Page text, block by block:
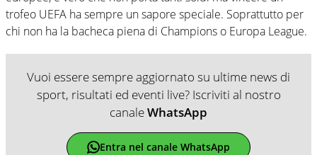
trofeo UEFA ha sempre un sapore speciale. Soprattutto per
chi non ha la bacheca piena di Champions o Europa League.
Vuoi essere sempre aggiornato su ultime news di
sport, risultati ed eventi live? Iscriviti al nostro
canaleWhatsApp
Entra nel canale WhatsApp